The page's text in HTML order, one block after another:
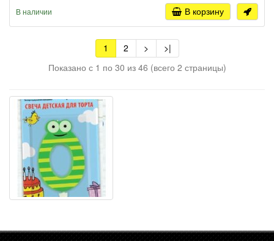
В наличии В корзину
1 2 >
>|
Показано с 1 по 30 из 46 (всего 2 страницы)